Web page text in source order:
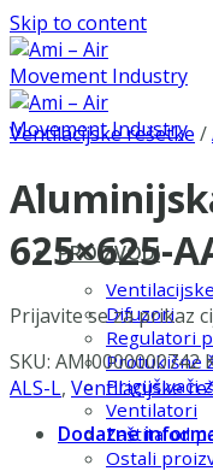
Skip to content
PROIZVODI
Difuzori
Regulatori
Protukišne
Prigušivači
Ventilatori
Zaštita od
Ostali
Ventilacijske rešetke /
625×625-
Prijavite se za prikaz
SKU: AMI0000000742
ALS-L, Ventilacijske
Dodatne